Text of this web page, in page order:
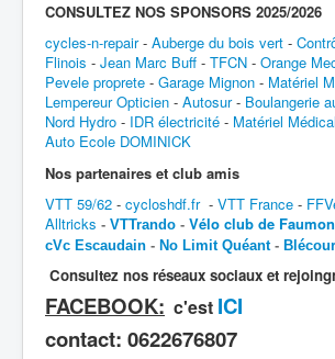
CONSULTEZ NOS SPONSORS 2025/2026
cycles-n-repair- Auberge du bois vert -
Flinois - Jean Marc Buff - TFCN - Orange
Pevele proprete - Garage Mignon - Matériel
Lempereur Opticien - Autosur- Boulangerie
Nord Hydro - IDR électricité - Matériel
Auto Ecole DOMINICK
Nos partenaires et club amis
VTT 59/62 - cycloshdf.fr- VTT France -
Alltricks - VTTrando - Vélo club de
cVc Escaudain - No Limit Quéant-
Consultez nos réseaux sociaux et
FACEBOOK: c'est ICI
contact: 0622676807